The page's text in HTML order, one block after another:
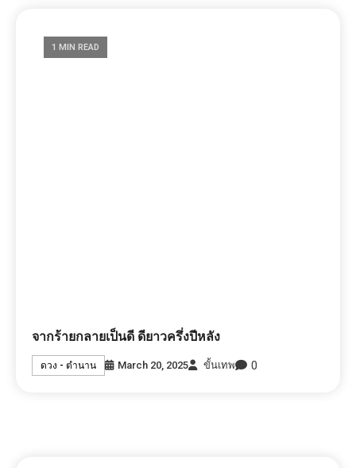
1 MIN READ
จากร้ายกลายเป็นดี ดียาวครึ่งปีหลัง
ดวง - ตำนาน March 20, 2025 ขั้นเทพ 0